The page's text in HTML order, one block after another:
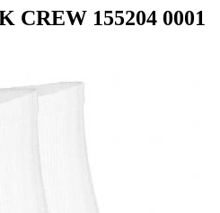
CREW 155204 0001